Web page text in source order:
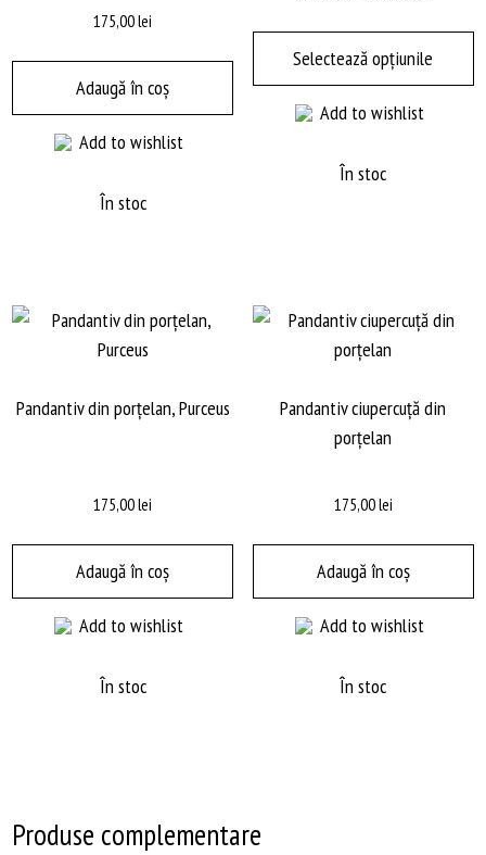
175,00lei
Adaugă în coș
Add to wishlist
În stoc
prețuri:
175,00 lei
până
Selectează opțiunile
Add to wishlist
În stoc
Pandantiv din porțelan, Purceus
175,00lei
Adaugă în coș
Add to wishlist
În stoc
Pandantiv ciupercuță din
porțelan
175,00lei
Adaugă în coș
Add to wishlist
În stoc
Produse complementare